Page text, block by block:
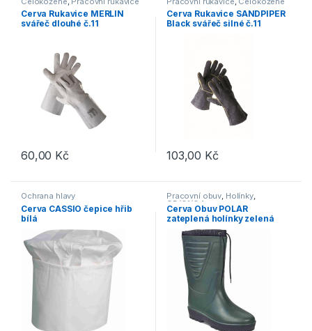
Cerva Rukavice MERLIN
svářeč dlouhé č.11
60,00 Kč
Cerva Rukavice SANDPIPER
Black svářeč silné č.11
103,00 Kč
Ochrana hlavy
Cerva CASSIO čepice hřib
bílá
Pracovní obuv, Holínky,
OB/O1/O4
Cerva Obuv POLAR
zateplená holínky zelená